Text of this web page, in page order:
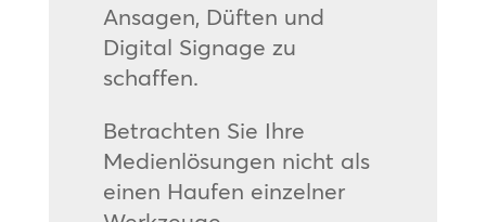
Ansagen, Düften und
Digital Signage zu
schaffen.
Betrachten Sie Ihre
Medienlösungen nicht als
einen Haufen einzelner